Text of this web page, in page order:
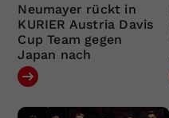
Neumayer rückt in
KURIER Austria Davis
Cup Team gegen
Japan nach